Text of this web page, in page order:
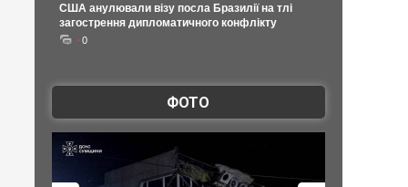
США анулювали візу посла Бразилії на тлі
загострення дипломатичного конфлікту
0
ФОТО